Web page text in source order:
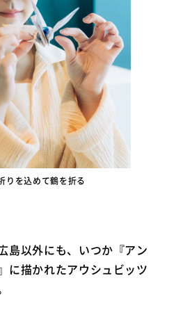
りを込めて鶴を折る
島以外にも、いつか『アン
に描かれたアウシュビッツ